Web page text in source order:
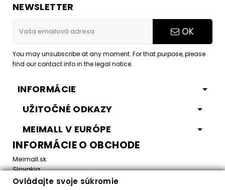
NEWSLETTER
OK
You may unsubscribe at any moment. For that purpose, please
find our contact info in the legal notice.
INFORMÁCIE
UŽITOČNÉ ODKAZY
MEIMALL V EURÓPE
INFORMÁCIE O OBCHODE
Meimall.sk
Slovakia
Email:office@meimall.sk
Ovládajte svoje súkromie